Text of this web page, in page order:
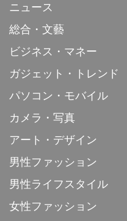
ニュース
総合・文藝
ビジネス・マネー
ガジェット・トレンド
パソコン・モバイル
カメラ・写真
アート・デザイン
男性ファッション
男性ライフスタイル
女性ファッション